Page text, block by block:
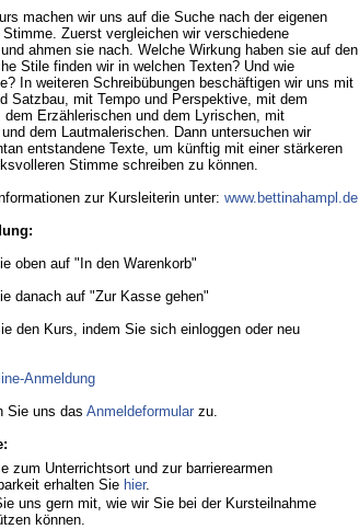
machen wir uns auf die Suche nach der eigenen
Stimme. Zuerst vergleichen wir verschiedene
ahmen sie nach. Welche Wirkung haben sie auf den
Stile finden wir in welchen Texten? Und wie
In weiteren Schreibübungen beschäftigen wir uns mit
Satzbau, mit Tempo und Perspektive, mit dem
dem Erzählerischen und dem Lyrischen, mit
und dem Lautmalerischen. Dann untersuchen wir
entstandene Texte, um künftig mit einer stärkeren
Stimme schreiben zu können.
zur Kursleiterin unter: www.bettinahampl.de
oben auf "In den Warenkorb"
danach auf "Zur Kasse gehen"
den Kurs, indem Sie sich einloggen oder neu
Anmeldung
Sie uns das Anmeldeformular zu.
zum Unterrichtsort und zur barrierearmen
erhalten Sie hier.
uns gern mit, wie wir Sie bei der Kursteilnahme
können.